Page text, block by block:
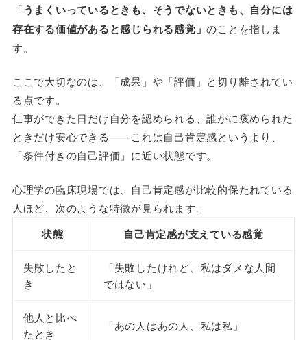
「うまくいっているときも、そうでないときも、自分には
存在する価値があると感じられる感覚」のことを指しま
す。
ここで大切なのは、「成果」や「評価」と切り離されてい
る点です。
仕事ができた日だけ自分を認められる、誰かに褒められた
ときだけ安心できる——これは自己肯定感というより、
「条件付きの自己評価」に近い状態です。
心理学の臨床現場では、自己肯定感が比較的保たれている
人ほど、次のような特徴が見られます。
状態 自己肯定感が支えている感覚
失敗したと
き
「失敗したけれど、私はダメな人間
ではない」
他人と比べ
たとき
「あの人はあの人、私は私」